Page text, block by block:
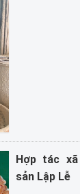
Hợp tác
sản Lập Lễ